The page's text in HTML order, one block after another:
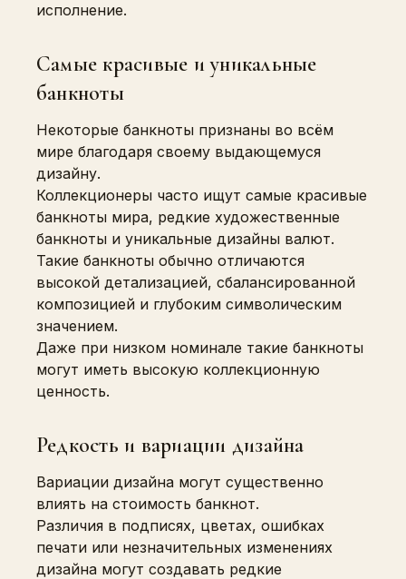
исполнение.
Самые красивые и уникальные
банкноты
Некоторые банкноты признаны во всём
мире благодаря своему выдающемуся
дизайну.
Коллекционеры часто ищут самые красивые
банкноты мира, редкие художественные
банкноты и уникальные дизайны валют.
Такие банкноты обычно отличаются
высокой детализацией, сбалансированной
композицией и глубоким символическим
значением.
Даже при низком номинале такие банкноты
могут иметь высокую коллекционную
ценность.
Редкость и вариации дизайна
Вариации дизайна могут существенно
влиять на стоимость банкнот.
Различия в подписях, цветах, ошибках
печати или незначительных изменениях
дизайна могут создавать редкие